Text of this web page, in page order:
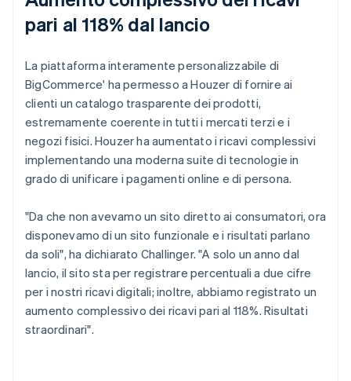
pari al 118% dal lancio
La piattaforma interamente personalizzabile di
BigCommerce' ha permesso a Houzer di fornire ai
clienti un catalogo trasparente dei prodotti,
estremamente coerente in tutti i mercati terzi e i
negozi fisici. Houzer ha aumentato i ricavi complessivi
implementando una moderna suite di tecnologie in
grado di unificare i pagamenti online e di persona.
"Da che non avevamo un sito diretto ai consumatori, ora
disponevamo di un sito funzionale e i risultati parlano
da soli", ha dichiarato Challinger. "A solo un anno dal
lancio, il sito sta per registrare percentuali a due cifre
per i nostri ricavi digitali; inoltre, abbiamo registrato un
aumento complessivo dei ricavi pari al 118%. Risultati
straordinari".